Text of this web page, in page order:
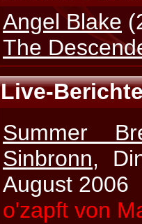
Angel Blake
The
Live-
Summer
Sinbronn,
August 2006
o'zapft von